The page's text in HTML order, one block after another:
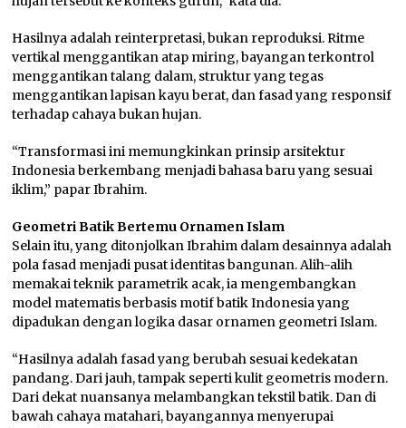
Hasilnya adalah reinterpretasi, bukan reproduksi. Ritme
vertikal menggantikan atap miring, bayangan terkontrol
menggantikan talang dalam, struktur yang tegas
menggantikan lapisan kayu berat, dan fasad yang responsif
terhadap cahaya bukan hujan.
“Transformasi ini memungkinkan prinsip arsitektur
Indonesia berkembang menjadi bahasa baru yang sesuai
iklim,” papar Ibrahim.
Geometri Batik Bertemu Ornamen Islam
Selain itu, yang ditonjolkan Ibrahim dalam desainnya adalah
pola fasad menjadi pusat identitas bangunan. Alih-alih
memakai teknik parametrik acak, ia mengembangkan
model matematis berbasis motif batik Indonesia yang
dipadukan dengan logika dasar ornamen geometri Islam.
“Hasilnya adalah fasad yang berubah sesuai kedekatan
pandang. Dari jauh, tampak seperti kulit geometris modern.
Dari dekat nuansanya melambangkan tekstil batik. Dan di
bawah cahaya matahari, bayangannya menyerupai